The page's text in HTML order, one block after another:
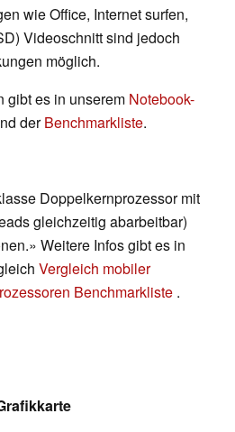
wie Office, Internet surfen,
Videoschnitt sind jedoch
möglich.
gibt es in unserem Notebook-
derBenchmarkliste.
Doppelkernprozessor mit
gleichzeitig abarbeitbar)
Weitere Infos gibt es in
Vergleich mobiler
Benchmarkliste .